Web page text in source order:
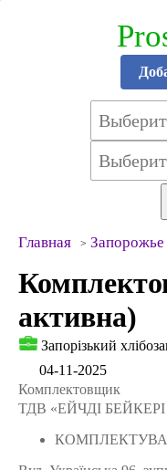
Главная Запорожье
активна)
Запорізький
04-11-2025
Комплектовщик
ТДВ «ЕЙЧДІ БЕЙКЕРІ